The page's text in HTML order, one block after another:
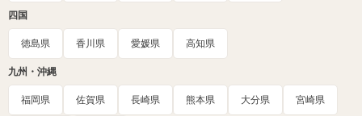
四国
徳島県 香川県 愛媛県 高知県
九州・沖縄
福岡県 佐賀県 長崎県 熊本県 大分県 宮崎県